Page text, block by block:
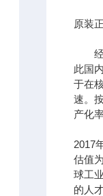
原装
经过
此国
于在
速。
产化
2017
估值
球工
的人